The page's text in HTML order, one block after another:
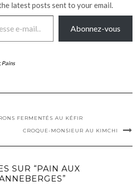
latest posts sent to your email.
Abonnez-vous
,Pains
FERMENTÉS AU KÉFIR
CROQUE-MONSIEUR AU KIMCHI
SUR “PAIN AUX